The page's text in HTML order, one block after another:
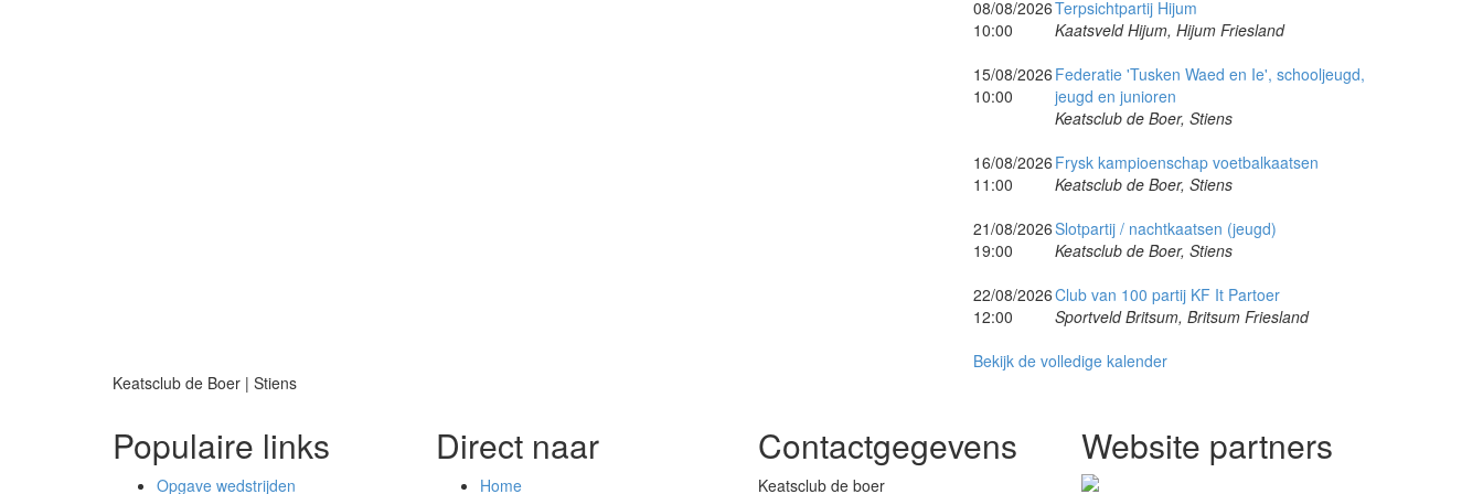
08/08/2026
10:00
Terpsichtpartij Hijum
Kaatsveld Hijum, Hijum Friesland
15/08/2026
10:00
Federatie 'Tusken Waed en Ie', schooljeugd,
jeugd en junioren
Keatsclub de Boer, Stiens
16/08/2026
11:00
Frysk kampioenschap voetbalkaatsen
Keatsclub de Boer, Stiens
21/08/2026
19:00
Slotpartij / nachtkaatsen (jeugd)
Keatsclub de Boer, Stiens
22/08/2026
12:00
Club van 100 partij KF It Partoer
Sportveld Britsum, Britsum Friesland
Bekijk de volledige kalender
Keatsclub de Boer | Stiens
Populaire links
Opgave wedstrijden
Direct naar
Home
Contactgegevens
Keatsclub de boer
Website partners